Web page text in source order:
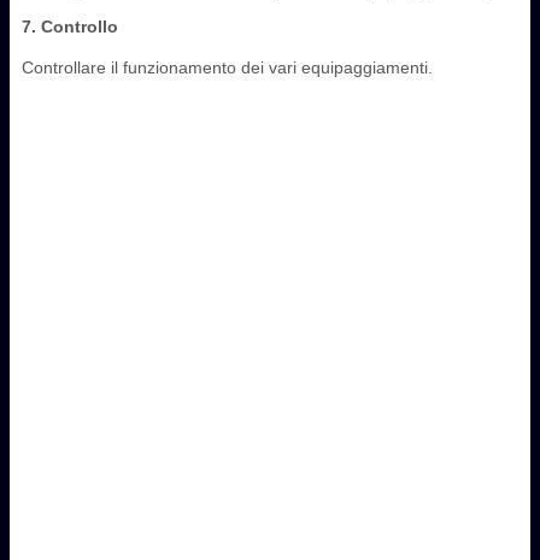
7. Controllo
Controllare il funzionamento dei vari equipaggiamenti.